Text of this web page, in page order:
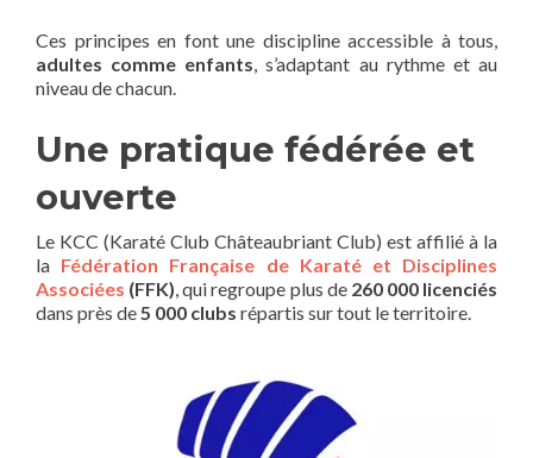
Ces principes en font une discipline accessible à tous,
adultes comme enfants, s’adaptant au rythme et au
niveau de chacun.
Une pratique fédérée et
ouverte
Le KCC (Karaté Club Châteaubriant Club) est affilié à la
la Fédération Française de Karaté et Disciplines
Associées (FFK), qui regroupe plus de 260 000 licenciés
dans près de5 000 clubs répartis sur tout le territoire.